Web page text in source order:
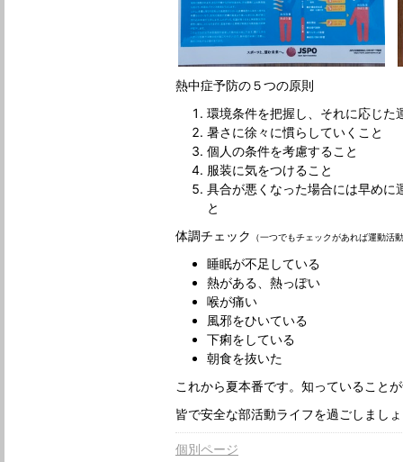
熱中症予防の５つの原則
環境条件を把握し、それに応じた
暑さに徐々に慣らしていくこと
個人の条件を考慮すること
服装に気をつけること
具合が悪くなった場合には早めに
と
体調チェック
（一つでもチェックがあれば運動活
睡眠が不足している
熱がある、熱っぽい
喉が痛い
風邪をひいている
下痢をしている
朝食を抜いた
これから夏本番です。知っていること
皆で安全な部活動ライフを過ごしまし
個別ページ